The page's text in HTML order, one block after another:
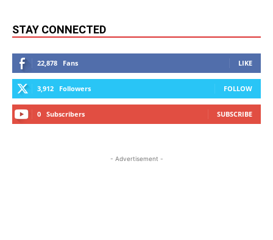
STAY CONNECTED
22,878 Fans LIKE
3,912 Followers FOLLOW
0 Subscribers SUBSCRIBE
- Advertisement -